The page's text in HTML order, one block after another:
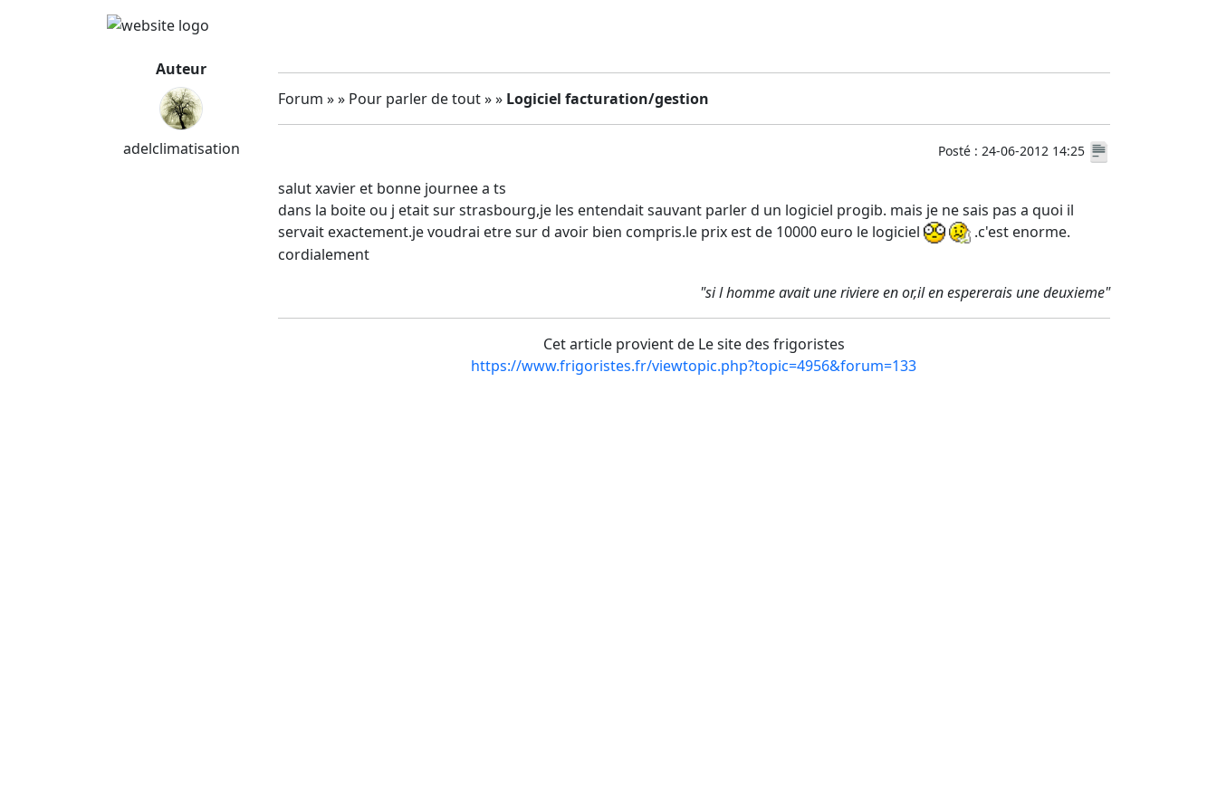
Auteur
adelclimatisation
Forum » » Pour parler de tout » » Logiciel facturation/gestion
Posté : 24-06-2012 14:25
salut xavier et bonne journee a ts
dans la boite ou j etait sur strasbourg,je les entendait sauvant parler d un logiciel progib. mais je ne sais pas a quoi il
servait exactement.je voudrai etre sur d avoir bien compris.le prix est de 10000 euro le logiciel
.c'est enorme.
cordialement
"si l homme avait une riviere en or,il en espererais une deuxieme"
Cet article provient de Le site des frigoristes
https://www.frigoristes.fr/viewtopic.php?topic=4956&forum=133